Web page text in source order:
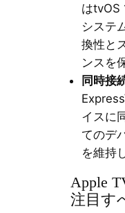
はtvOS
システ
換性と
ンスを
同時接
イスに
てのデ
を維持
Apple
注目す